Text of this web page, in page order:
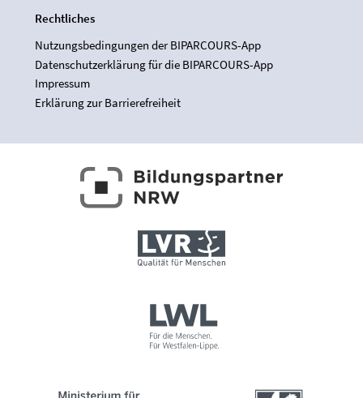
Rechtliches
Nutzungsbedingungen der BIPARCOURS-App
Datenschutzerklärung für die BIPARCOURS-App
Impressum
Erklärung zur Barrierefreiheit